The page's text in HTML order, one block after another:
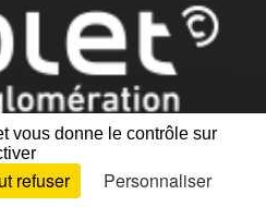
vous donne le contrôle sur
refuser
Personnaliser
: partiellement conforme